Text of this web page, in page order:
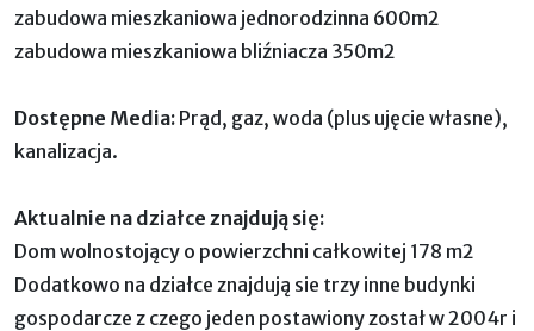
zabudowa mieszkaniowa jednorodzinna 600m2
zabudowa mieszkaniowa bliźniacza 350m2
Dostępne Media: Prąd, gaz, woda (plus ujęcie własne),
kanalizacja.
Aktualnie na działce znajdują się:
Dom wolnostojący o powierzchni całkowitej 178 m2
Dodatkowo na działce znajdują sie trzy inne budynki
gospodarcze z czego jeden postawiony został w 2004r i